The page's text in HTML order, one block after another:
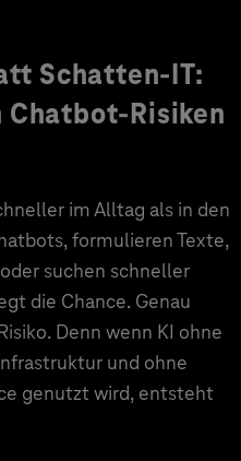
Schatten-IT:
Chatbot-Risiken
im Alltag als in den
formulieren Texte,
suchen schneller
die Chance. Genau
Denn wenn KI ohne
und ohne
genutzt wird, entsteht